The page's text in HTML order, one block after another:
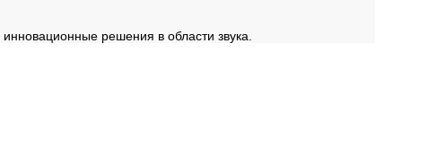
решения в области звука.